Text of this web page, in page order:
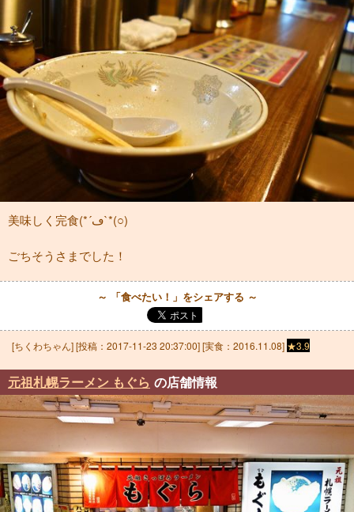
美味しく完食(*´ڡ`*(○)
ごちそうさまでした！
～ 「食べたい！」をシェアする ～
[ちくわちゃん] [投稿： 2017-11-23 20:37:00] [実食：2016.11.08] ★3.9
元祖札幌ラーメン もぐら の店舗情報